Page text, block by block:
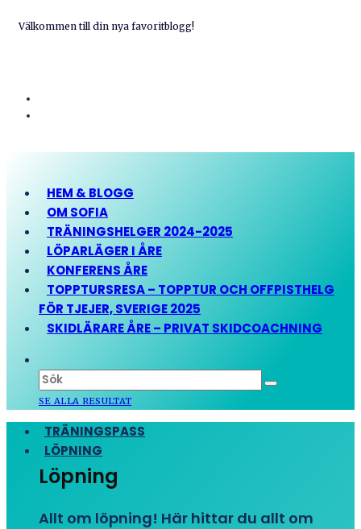
Välkommen till din nya favoritblogg!
HEM & BLOGG
OM SOFIA
TRÄNINGSHELGER 2024-2025
LÖPARLÄGER I ÅRE
KONFERENS ÅRE
TOPPTURSRESA – TOPPTUR OCH OFFPISTHELG
FÖR TJEJER, SVERIGE 2025
SKIDLÄRARE ÅRE – PRIVAT SKIDCOACHNING
SE ALLA RESULTAT
TRÄNINGSPASS
LÖPNING
Löpning
Allt om löpning! Här hittar du allt om